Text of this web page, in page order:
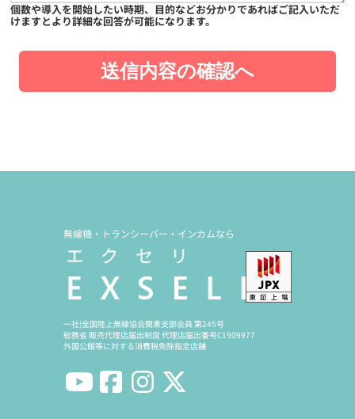
個数や導入を開始したい時期、目的などお分かりであればご記入いただ
けますとより詳細な回答が可能になります。
送信内容の確認へ
無線機・トランシーバー・インカムなら
一社)全国陸上無線協会関東支部会員 第245号
総務省 販売代理店届出制度 代理店届出番号C1909977
外国公館等に対する消費税免除指定店舗